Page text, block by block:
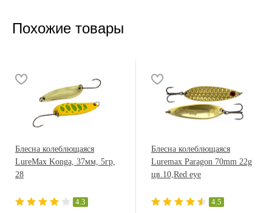
Похожие товары
Блесна колеблющаяся
LureMax Konga, 37мм, 5гр,
28
4.3
Блесна колеблющаяся
Luremax Paragon 70mm 22g
цв.10,Red eye
4.5